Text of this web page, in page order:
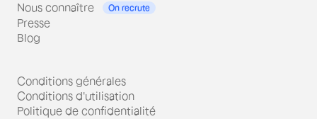
Nous connaître
On recrute
Presse
Blog
Conditions générales
Conditions d'utilisation
Politique de confidentialité